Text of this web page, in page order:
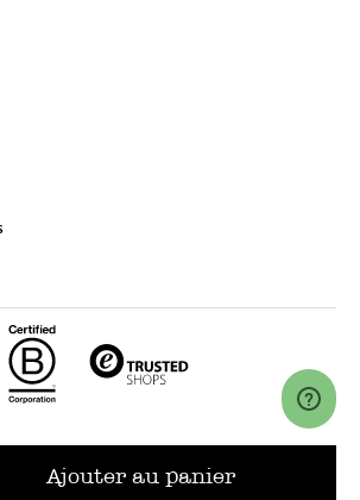
Ajouter au panier
Dille & Kamille (Nederland) B.V.